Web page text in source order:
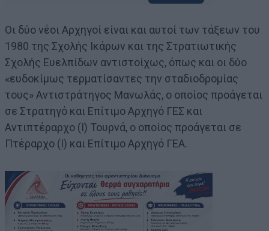
Οι δύο νέοι Αρχηγοί είναι και αυτοί των τάξεων του
1980 της Σχολής Ικάρων και της Στρατιωτικής
Σχολής Ευελπίδων αντιστοίχως, όπως και οι δύο
«ευδοκίμως τερματίσαντες την σταδιοδρομίας
τους» Αντιστράτηγος Μανωλάς, ο οποίος προάγεται
σε Στρατηγό και Επίτιμο Αρχηγό ΓΕΣ και
Αντιπτέραρχο (Ι) Τουρνά, ο οποίος προάγεται σε
Πτέραρχο (Ι) και Επίτιμο Αρχηγό ΓΕΑ.